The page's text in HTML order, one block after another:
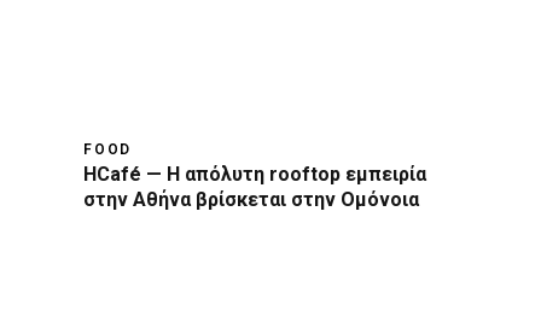
FOOD
HCafé — Η απόλυτη rooftop εμπειρία
στην Αθήνα βρίσκεται στην Ομόνοια